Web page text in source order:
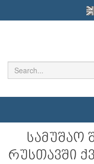
სამუშაო
რუსთავში